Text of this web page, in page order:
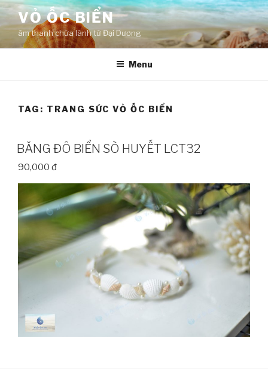
Skip
content
VỎ ỐC BIỂN
âm thanh chữa lành từ Đại Dương
Menu
TAG: TRANG SỨC VỎ ỐC BIỂN
BĂNG ĐÔ BIỂN SÒ HUYẾT LCT32
90,000 đ